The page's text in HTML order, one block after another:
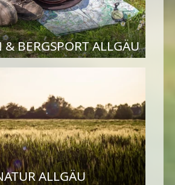
& BERGSPORT ALLGÄU
ALLGÄU